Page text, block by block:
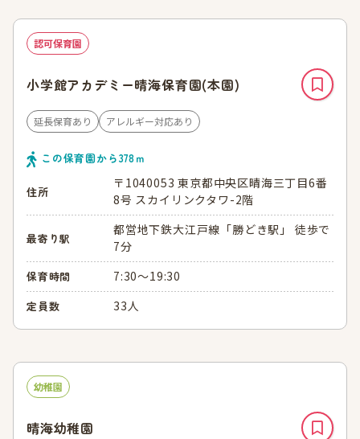
認可保育園
小学館アカデミー晴海保育園(本園)
延長保育あり アレルギー対応あり
この保育園から378ｍ
住所
〒1040053 東京都中央区晴海三丁目6番
8号 スカイリンクタワ-2階
最寄り駅
都営地下鉄大江戸線「勝どき駅」 徒歩で
7分
保育時間 7:30～19:30
定員数 33人
幼稚園
晴海幼稚園